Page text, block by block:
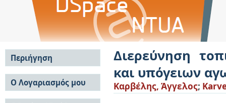
Διερεύνηση
και υπόγειων
Καρβέλης, Άγγελος;
Περιήγηση
Σε όλο το DSpace
Κοινότητες & Συλλογές
Ο Λογαριασμός μου
Σύνδεση